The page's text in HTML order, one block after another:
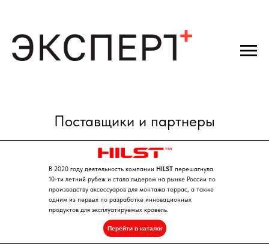
Поставщики и партнеры
В 2020 году деятельность компании HILST перешагнула
10-ти летний рубеж и стала лидером на рынке России по
производству аксессуаров для монтажа террас, а также
одним из первых по разработке инновационных
продуктов для эксплуатируемых кровель.
Перейти в каталог